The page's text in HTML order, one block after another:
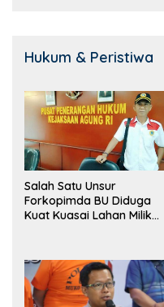
Hukum & Peristiwa
Salah Satu Unsur
Forkopimda BU Diduga
Kuat Kuasai Lahan Milik